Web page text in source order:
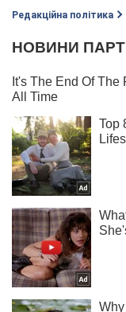
Редакційна політика